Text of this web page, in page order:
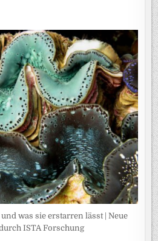
was sie erstarren lässt | Neue
ISTA Forschung